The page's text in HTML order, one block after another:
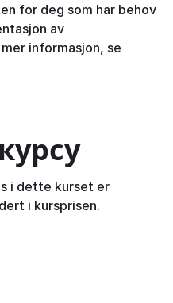
for deg som har behov
av
informasjon, se
i dette kurset er
i kursprisen.